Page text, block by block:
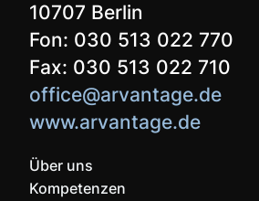
10707 Berlin
Fon: 030 513 022 770
Fax: 030 513 022 710
office@arvantage.de
www.arvantage.de
Über uns
Kompetenzen